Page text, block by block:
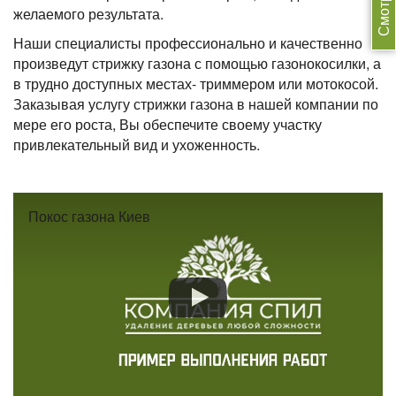
желаемого результата.
Наши специалисты профессионально и качественно
произведут стрижку газона с помощью газонокосилки, а
в трудно доступных местах- триммером или мотокосой.
Заказывая услугу стрижки газона в нашей компании по
мере его роста, Вы обеспечите своему участку
привлекательный вид и ухоженность.
Покос газона Киев